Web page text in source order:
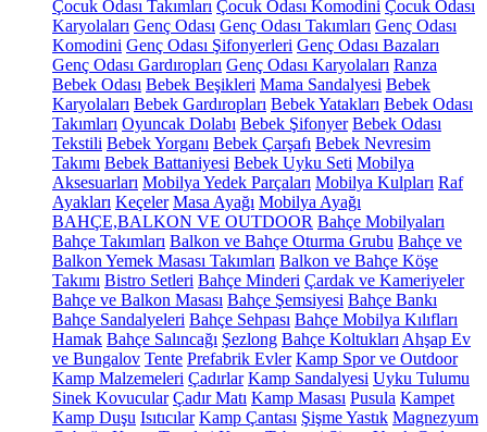
Çocuk Odası Takımları Çocuk Odası Komodini Çocuk Odası
Karyolaları Genç Odası Genç Odası Takımları Genç Odası
Komodini Genç Odası Şifonyerleri Genç Odası Bazaları
Genç Odası Gardıropları Genç Odası Karyolaları Ranza
Bebek Odası Bebek Beşikleri Mama Sandalyesi Bebek
Karyolaları Bebek Gardıropları Bebek Yatakları Bebek Odası
Takımları Oyuncak Dolabı Bebek Şifonyer Bebek Odası
Tekstili Bebek Yorganı Bebek Çarşafı Bebek Nevresim
Takımı Bebek Battaniyesi Bebek Uyku Seti Mobilya
Aksesuarları Mobilya Yedek Parçaları Mobilya Kulpları Raf
Ayakları Keçeler Masa Ayağı Mobilya Ayağı
BAHÇE,BALKON VE OUTDOOR Bahçe Mobilyaları
Bahçe Takımları Balkon ve Bahçe Oturma Grubu Bahçe ve
Balkon Yemek Masası Takımları Balkon ve Bahçe Köşe
Takımı Bistro Setleri Bahçe Minderi Çardak ve Kameriyeler
Bahçe ve Balkon Masası Bahçe Şemsiyesi Bahçe Bankı
Bahçe Sandalyeleri Bahçe Sehpası Bahçe Mobilya Kılıfları
Hamak Bahçe Salıncağı Şezlong Bahçe Koltukları Ahşap Ev
ve Bungalov Tente Prefabrik Evler Kamp Spor ve Outdoor
Kamp Malzemeleri Çadırlar Kamp Sandalyesi Uyku Tulumu
Sinek Kovucular Çadır Matı Kamp Masası Pusula Kampet
Kamp Duşu Isıtıcılar Kamp Çantası Şişme Yastık Magnezyum